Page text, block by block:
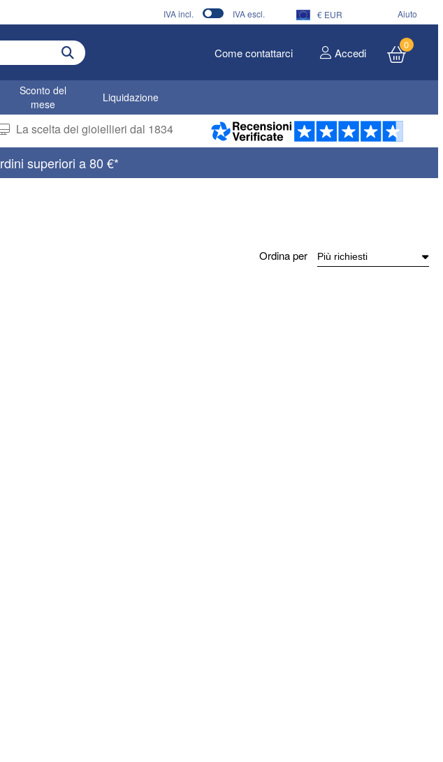
IVA incl. IVA escl. € EUR Aiuto
Come contattarci Accedi
0
Sconto del
mese
Liquidazione
La scelta dei gioiellieri dal 1834
superiori a 80 €*
Ordina per